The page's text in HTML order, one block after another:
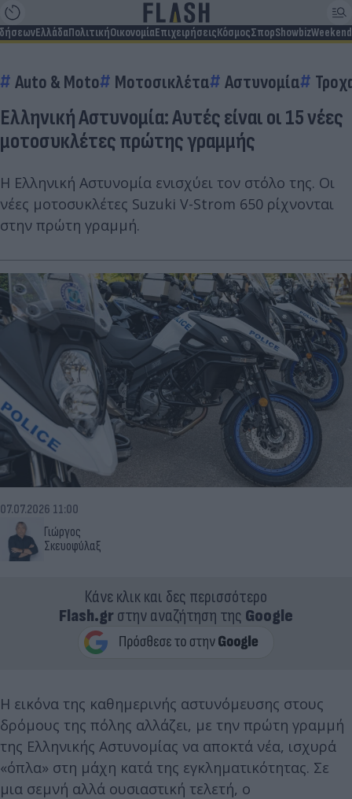
ΕλλάδαΠολιτικήΟικονομίαΕπιχειρήσειςΚόσμοςΣπορShowbizWeekend
Auto & Moto Μοτοσικλέτα Αστυνομία
Ελληνική Αστυνομία: Αυτές είναι οι 15 νέες
μοτοσυκλέτες πρώτης γραμμής
Η Ελληνική Αστυνομία ενισχύει τον στόλο της. Οι
νέες μοτοσυκλέτες Suzuki V-Strom 650 ρίχνονται
στην πρώτη γραμμή.
Γιώργος
Σκευοφύλαξ
07.07.2026 11:00
Κάνε κλικ και δες περισσότερο
Flash.grστην αναζήτηση της Google
Η εικόνα της καθημερινής αστυνόμευσης στους
δρόμους της πόλης αλλάζει, με την πρώτη γραμμή
της Ελληνικής Αστυνομίας να αποκτά νέα, ισχυρά
«όπλα» στη μάχη κατά της εγκληματικότητας. Σε
μια σεμνή αλλά ουσιαστική τελετή, ο